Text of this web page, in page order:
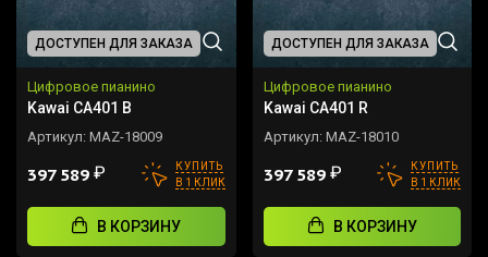
ДОСТУПЕН ДЛЯ ЗАКАЗА
Цифровое пианино
Kawai CA401 B
Артикул: MAZ-18009
397 589 ₽
КУПИТЬ
В 1 КЛИК
В КОРЗИНУ
ДОСТУПЕН ДЛЯ ЗАКАЗА
Цифровое пианино
Kawai CA401 R
Артикул: MAZ-18010
397 589 ₽
КУПИТЬ
В 1 КЛИК
В КОРЗИНУ